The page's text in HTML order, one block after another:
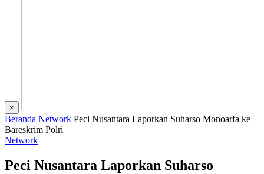
×
Beranda Network Peci Nusantara Laporkan Suharso Monoarfa ke
Bareskrim Polri
Network
Peci Nusantara Laporkan Suharso